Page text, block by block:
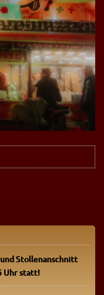
und Stollenanschnitt
Uhr statt!